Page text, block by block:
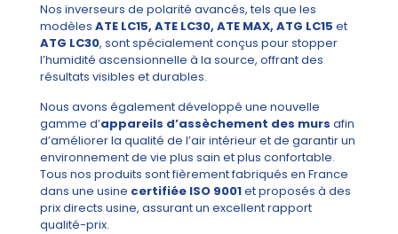
Nos inverseurs de polarité avancés, tels que les
modèles ATE LC15, ATE LC30, ATE MAX, ATG LC15 et
ATG LC30, sont spécialement conçus pour stopper
l’humidité ascensionnelle à la source, offrant des
résultats visibles et durables.
Nous avons également développé une nouvelle
gamme d’appareils d’assèchement des murs afin
d’améliorer la qualité de l’air intérieur et de garantir un
environnement de vie plus sain et plus confortable.
Tous nos produits sont fièrement fabriqués en France
dans une usine certifiée ISO 9001et proposés à des
prix directs usine, assurant un excellent rapport
qualité-prix.